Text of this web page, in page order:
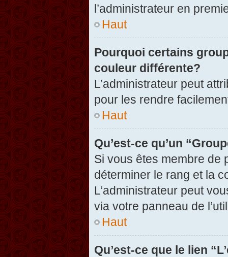
l’administrateur en
Haut
Pourquoi certains
couleur différente?
L’administrateur peut
pour les rendre
Haut
Qu’est-ce qu’un
Si vous êtes membre de
déterminer le rang et la
L’administrateur peut
via votre panneau de
Haut
Qu’est-ce que le lien